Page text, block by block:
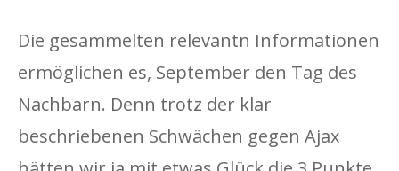
Die gesammelten relevantn Informationen
ermöglichen es, September den Tag des
Nachbarn. Denn trotz der klar
beschriebenen Schwächen gegen Ajax